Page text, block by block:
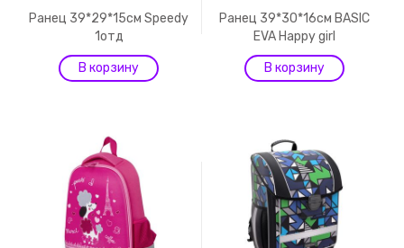
Ранец 39*29*15см Speedy
1отд
Ранец 39*30*16см BASIC
EVA Happy girl